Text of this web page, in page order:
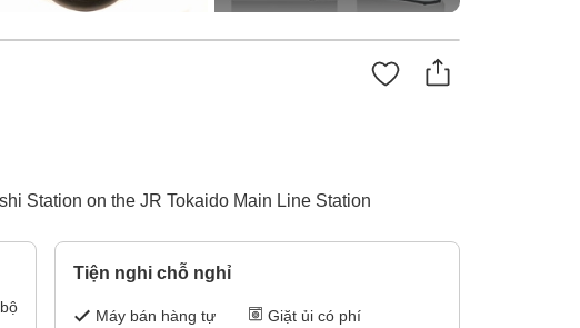
Station on the JR Tokaido Main Line Station
Tiện nghi chỗ nghỉ
Máy bán hàng tự
Giặt ủi có phí